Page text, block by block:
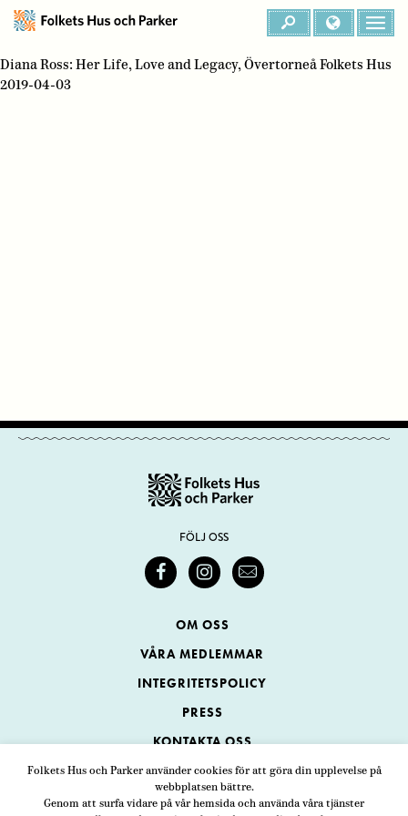
Folkets Hus och Parker använder cookies för att göra din upplevelse på
webbplatsen bättre.
Genom att surfa vidare på vår hemsida och använda våra tjänster
Diana Ross: Her Life, Love and Legacy, Övertorneå Folkets Hus
2019-04-03
FÖLJ OSS
OM OSS
VÅRA MEDLEMMAR
INTEGRITETSPOLICY
PRESS
KONTAKTA OSS
Folkets Hus och Parker